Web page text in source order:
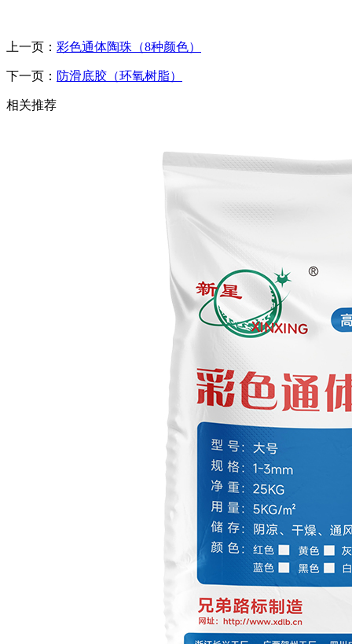
上一页： 彩色通体陶珠（8种颜色）
下一页： 防滑底胶（环氧树脂）
相关推荐